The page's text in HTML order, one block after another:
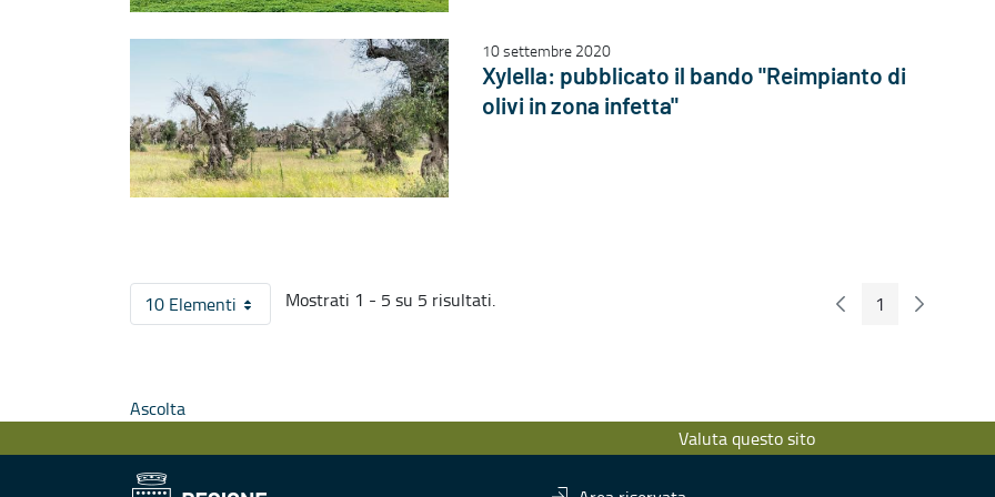
10 settembre 2020
Xylella: pubblicato il bando "Reimpianto di
olivi in zona infetta"
10 ElementiPer pagina
Mostrati 1 - 5 su 5 risultati. Pagina Precedente
Pagina
1 Pagina
Ascolta
Valuta questo sito